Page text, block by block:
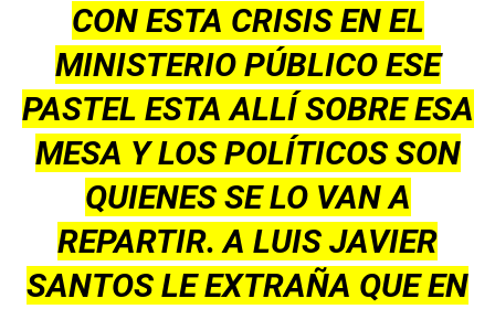
CON ESTA CRISIS EN EL
MINISTERIO PÚBLICO ESE
PASTEL ESTA ALLÍ SOBRE ESA
MESA Y LOS POLÍTICOS SON
QUIENES SE LO VAN A
REPARTIR. A LUIS JAVIER
SANTOS LE EXTRAÑA QUE EN